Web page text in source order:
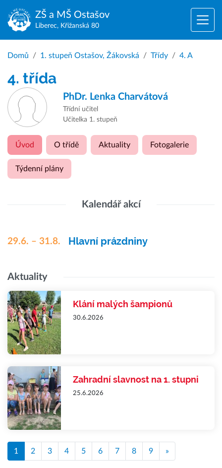
ZŠ a MŠ Ostašov
Liberec, Křižanská 80
Domů 1. stupeň Ostašov, Žákovská Třídy 4. A
4. třída
PhDr. Lenka Charvátová
Třídní učitel
Učitelka 1. stupeň
Úvod O třídě Aktuality Fotogalerie
Týdenní plány
Kalendář akcí
29.6. – 31.8. Hlavní prázdniny
Aktuality
Klání malých šampionů
30.6.2026
Zahradní slavnost na 1. stupni
25.6.2026
1 2 3 4 5 6 7 8 9 »